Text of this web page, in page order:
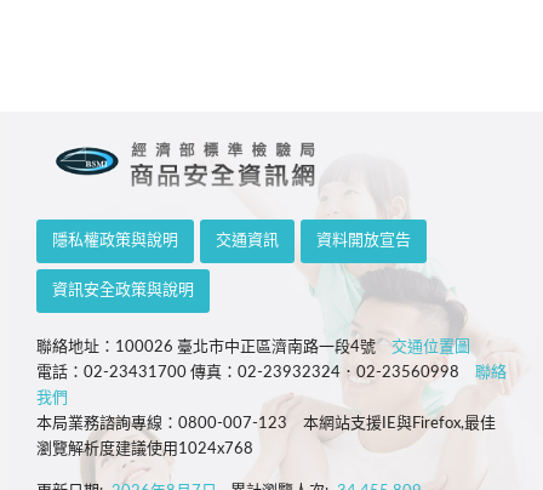
隱私權政策與說明 交通資訊 資料開放宣告
資訊安全政策與說明
聯絡地址：100026 臺北市中正區濟南路一段4號 交通位置圖
電話：02-23431700 傳真：02-23932324．02-23560998 聯絡
我們
本局業務諮詢專線：0800-007-123 本網站支援IE與Firefox,最佳
瀏覽解析度建議使用1024x768